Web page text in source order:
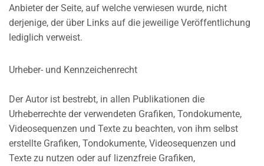
Anbieter der Seite, auf welche verwiesen wurde, nicht
derjenige, der über Links auf die jeweilige Veröffentlichung
lediglich verweist.
Urheber- und Kennzeichenrecht
Der Autor ist bestrebt, in allen Publikationen die
Urheberrechte der verwendeten Grafiken, Tondokumente,
Videosequenzen und Texte zu beachten, von ihm selbst
erstellte Grafiken, Tondokumente, Videosequenzen und
Texte zu nutzen oder auf lizenzfreie Grafiken,